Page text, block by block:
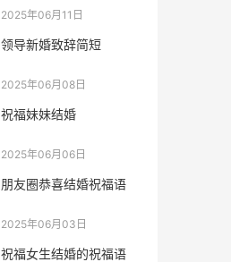
2025年06月11日
领导新婚致辞简短
2025年06月08日
祝福妹妹结婚
2025年06月06日
朋友圈恭喜结婚祝福语
2025年06月03日
祝福女生结婚的祝福语